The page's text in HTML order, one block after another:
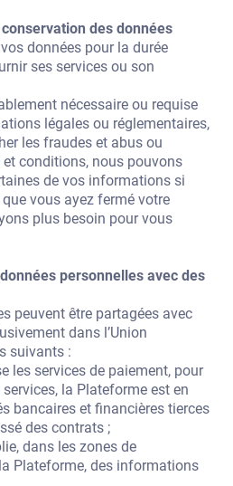
des données
données pour la durée
ses services ou son
nécessaire ou requise
légales ou réglementaires,
les fraudes et abus ou
conditions, nous pouvons
de vos informations si
vous ayez fermé votre
plus besoin pour vous
personnelles avec des
peuvent être partagées avec
dans l’Union
suivants :
les services de paiement, pour
la Plateforme est en
bancaires et financières tierces
des contrats ;
dans les zones de
Plateforme, des informations